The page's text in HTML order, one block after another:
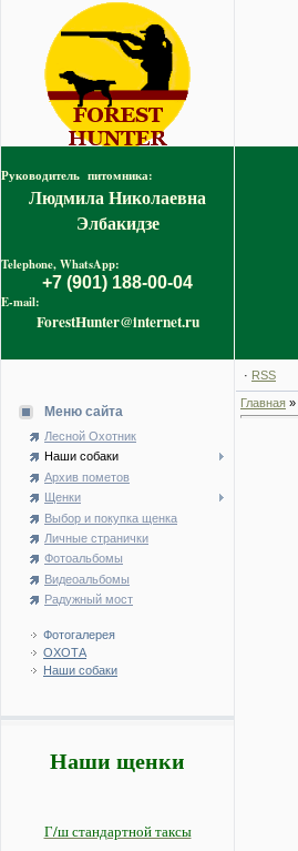
Руководитель питомника:
Людмила Николаевна
Элбакидзе
Telephone, WhatsApp:
+7 (901) 188-00-04
E-mail:
ForestHunter@internet.ru
Меню сайта
Лесной Охотник
Наши собаки
Архив пометов
Щенки
Выбор и покупка щенка
Личные странички
Фотоальбомы
Видеоальбомы
Радужный мост
Фотогалерея
ОХОТА
Наши собаки
Наши щенки
Г/ш стандартной таксы
· RSS
Главная »